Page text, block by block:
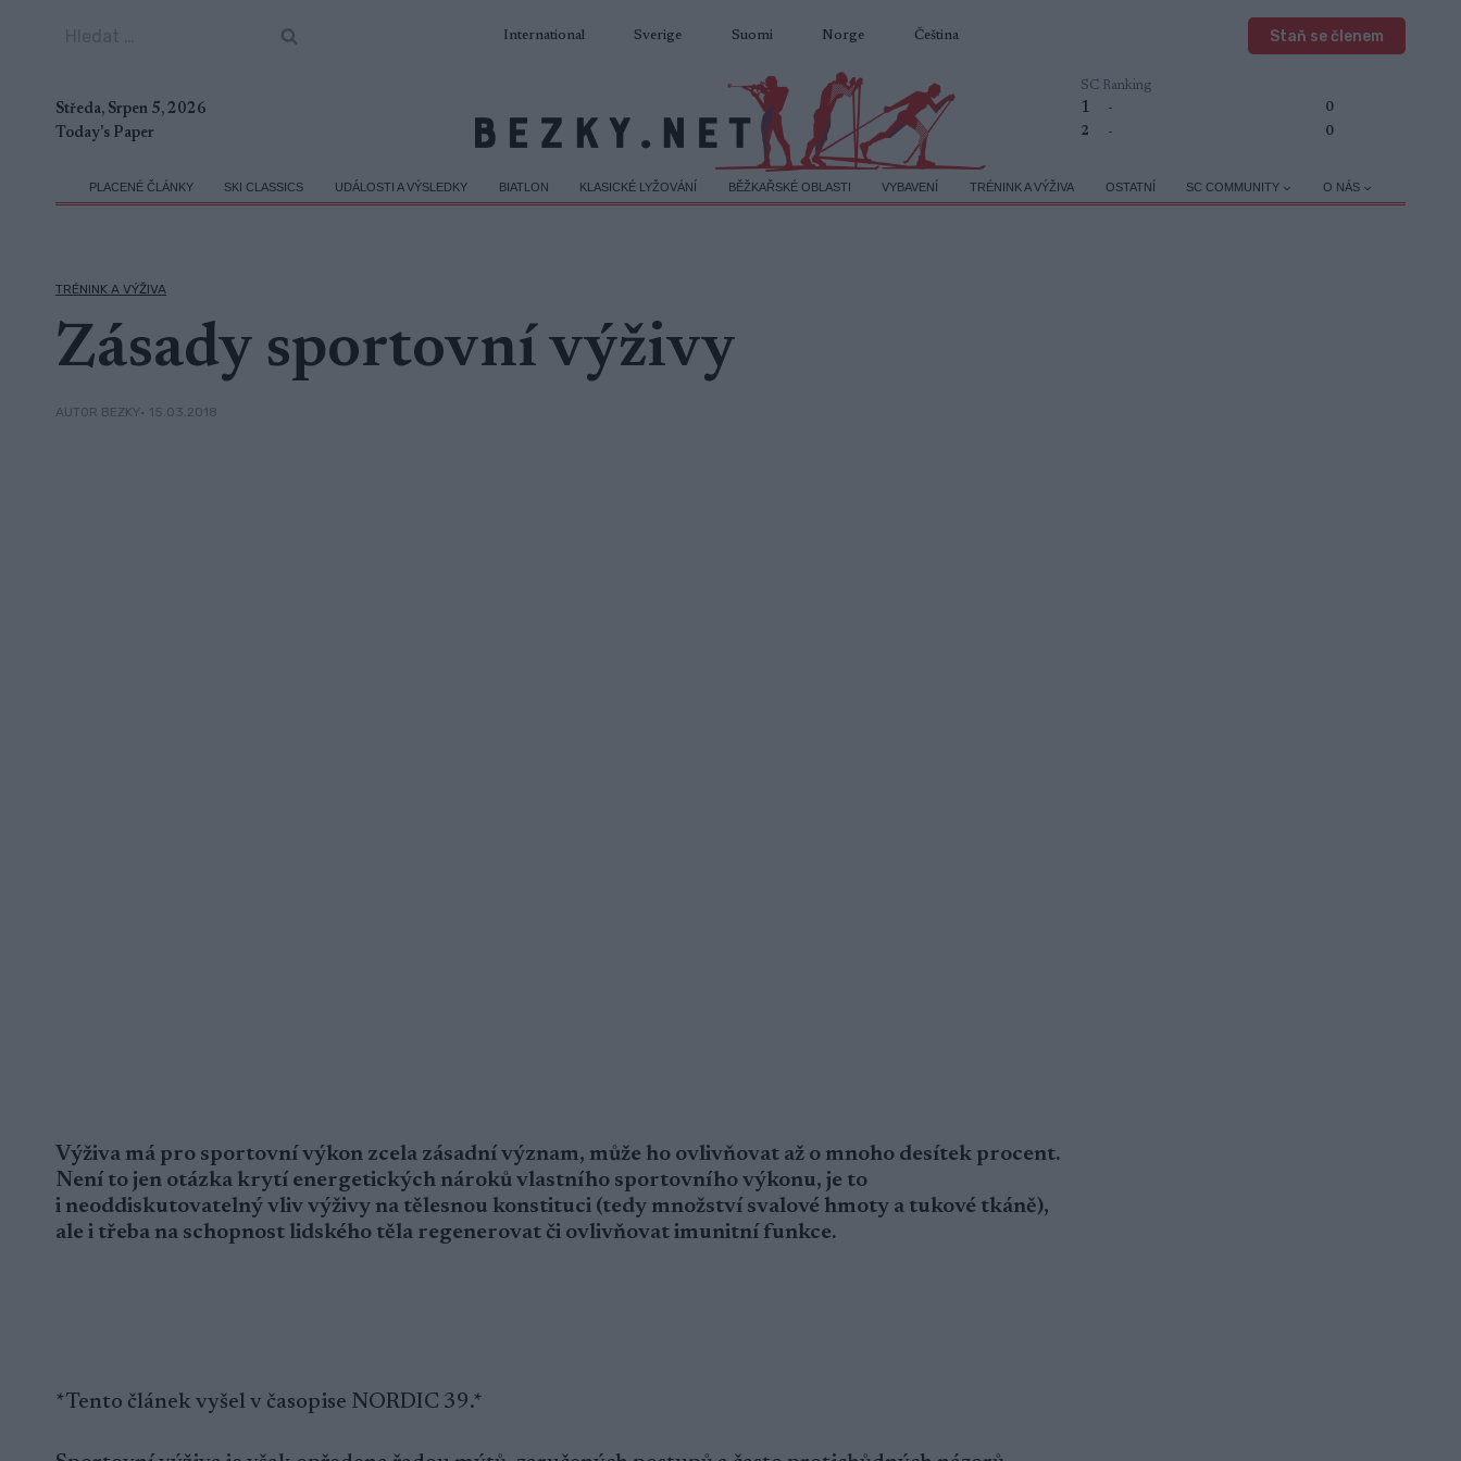
International Sverige Suomi Norge Čeština Staň se členem
Středa, Srpen 5, 2026
Today's Paper
SC Ranking
1 -
0
2
- 0
PLACENÉ ČLÁNKY SKI CLASSICS UDÁLOSTI A VÝSLEDKY BIATLON KLASICKÉ LYŽOVÁNÍ BĚŽKAŘSKÉ OBLASTI VYBAVENÍ TRÉNINK A VÝŽIVA OSTATNÍ SC COMMUNITY O NÁS
TRÉNINK A VÝŽIVA
Zásady sportovní výživy
AUTOR BEZKY• 15.03.2018
Výživa má pro sportovní výkon zcela zásadní význam, může ho ovlivňovat až o mnoho desítek procent.
Není to jen otázka krytí energetických nároků vlastního sportovního výkonu, je to
i neoddiskutovatelný vliv výživy na tělesnou konstituci (tedy množství svalové hmoty a tukové tkáně),
ale i třeba na schopnost lidského těla regenerovat či ovlivňovat imunitní funkce.
*Tento článek vyšel v časopise NORDIC 39.*